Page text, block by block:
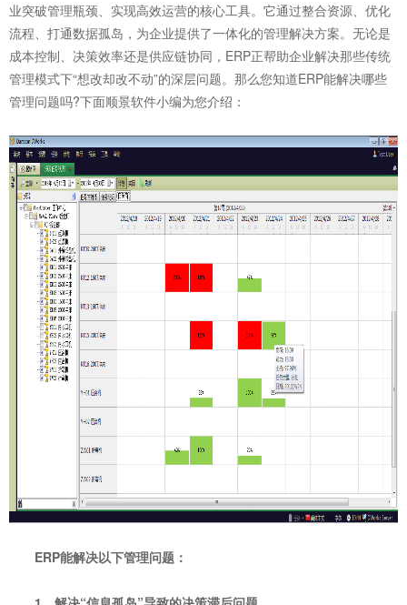
业突破管理瓶颈、实现高效运营的核心工具。它通过整合资源、优化
流程、打通数据孤岛，为企业提供了一体化的管理解决方案。无论是
成本控制、决策效率还是供应链协同，ERP正帮助企业解决那些传统
管理模式下“想改却改不动”的深层问题。那么您知道ERP能解决哪些
管理问题吗?下面顺景软件小编为您介绍：
ERP能解决以下管理问题：